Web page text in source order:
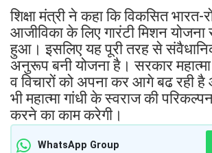
शिक्षा मंत्री ने कहा कि विकसित भारत-
आजीविका के लिए गारंटी मिशन योजना
हुआ। इसलिए यह पूरी तरह से
अनुरूप बनी योजना है। सरकार महात्मा
व विचारों को अपना कर आगे बढ रही
भी महात्मा गांधी के स्वराज की
करने का काम करेगी।
WhatsApp Group